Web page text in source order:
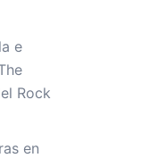
e
Rock
en